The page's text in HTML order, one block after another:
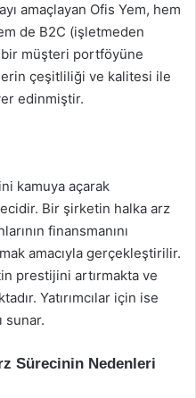
amaçlayan Ofis Yem, hem
de B2C (işletmeden
müşteri portföyüne
çeşitliliği ve kalitesi ile
edinmiştir.
kamuya açarak
Bir şirketin halka arz
finansmanını
amacıyla gerçekleştirilir.
prestijini artırmakta ve
Yatırımcılar için ise
sunar.
Sürecinin Nedenleri